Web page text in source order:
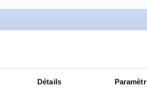
Détails
Ecrire un